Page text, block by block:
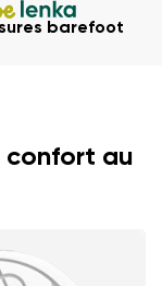
barefoot
confort au